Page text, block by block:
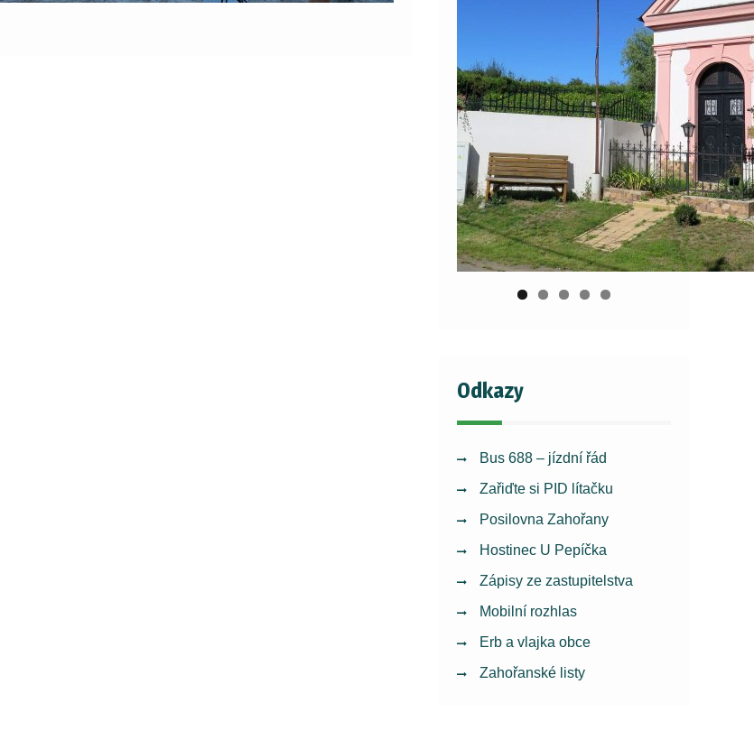
Odkazy
Bus 688 – jízdní řád
Zařiďte si PID lítačku
Posilovna Zahořany
Hostinec U Pepíčka
Zápisy ze zastupitelstva
Mobilní rozhlas
Erb a vlajka obce
Zahořanské listy